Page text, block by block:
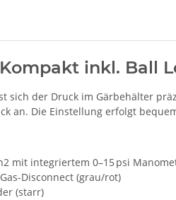
inkl. Ball
sich der Druck im Gärbehälter
an. Die Einstellung erfolgt
mit integriertem 0–15 psi
Disconnect (grau/rot)
(starr)